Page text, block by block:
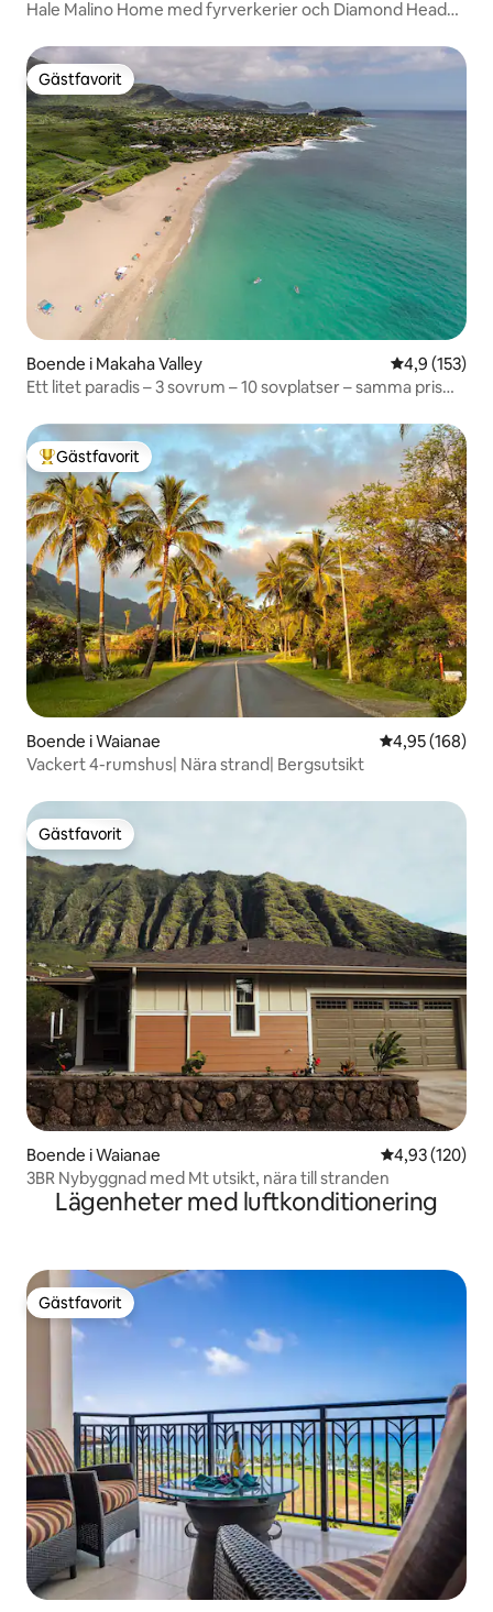
Hale Malino Home med fyrverkerier och Diamond Head
Gästfavorit
Gästfavorit
Boende i Makaha Valley 4,9 av 5 i
4,9 (153)
Ett litet paradis – 3 sovrum – 10 sovplatser – samma pris
Populär gästfavorit
Gästfavorit
Boende i Waianae 4,95 av 5 i
4,95 (168)
Vackert 4-rumshus| Nära strand| Bergsutsikt
Gästfavorit
Gästfavorit
Boende i Waianae 4,93 av 5 i
4,93 (120)
3BR Nybyggnad med Mt utsikt, nära till stranden
Lägenheter med luftkonditionering
Gästfavorit
Gästfavorit